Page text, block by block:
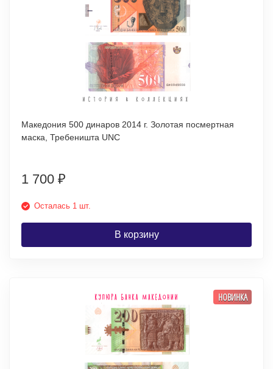
Македония 500 динаров 2014 г. Золотая посмертная
маска, Требеништа UNC
1 700 ₽
Осталась 1 шт.
В корзину
НОВИНКА